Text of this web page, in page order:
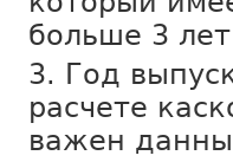
больше 3
Год
расчете
важен